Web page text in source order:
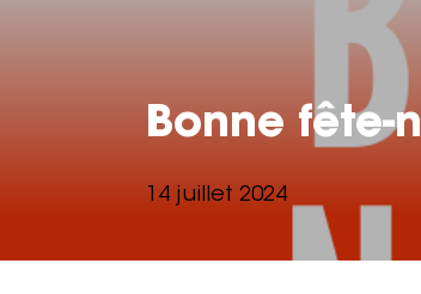
Bonne fête-
14 juillet 2024